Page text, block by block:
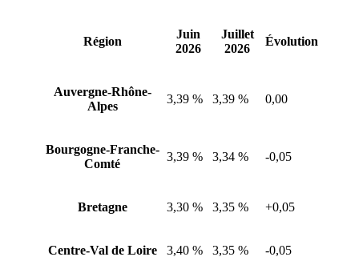
Région
Juin
2026
Juillet
2026
Évolution
Auvergne-Rhône-
Alpes
3,39 % 3,39 % 0,00
Bourgogne-Franche-
Comté
3,39 % 3,34 % -0,05
Bretagne 3,30 % 3,35 % +0,05
Centre-Val de Loire 3,40 % 3,35 % -0,05